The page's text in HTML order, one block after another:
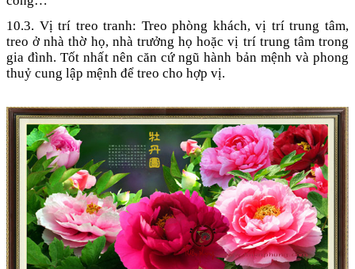
10.3. Vị trí treo tranh: Treo phòng khách, vị trí trung tâm,
treo ở nhà thờ họ, nhà trưởng họ hoặc vị trí trung tâm trong
gia đình. Tốt nhất nên căn cứ ngũ hành bản mệnh và phong
thuỷ cung lập mệnh để treo cho hợp vị.